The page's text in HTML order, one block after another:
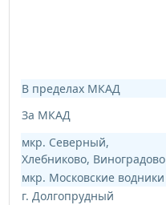
В пределах МКАД
За МКАД
мкр. Северный,
Хлебниково, Виноградово
мкр. Московские водники
г. Долгопрудный